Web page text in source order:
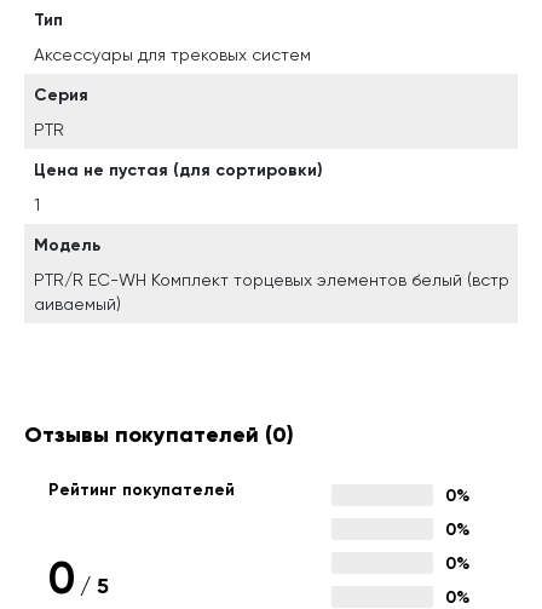
Тип
Аксессуары для трековых систем
Серия
PTR
Цена не пустая (для сортировки)
1
Модель
PTR/R EC-WH Комплект торцевых элементов белый (встр
аиваемый)
Отзывы покупателей (0)
Рейтинг покупателей
0 / 5
0%
0%
0%
0%